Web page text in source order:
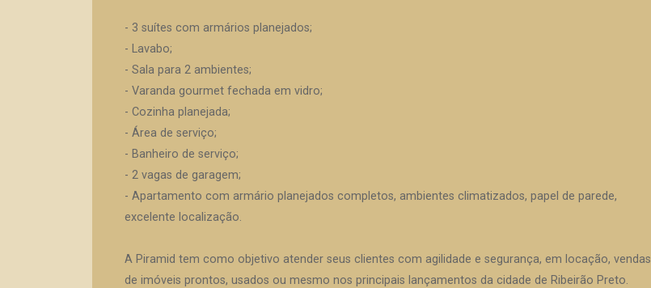
- 3 suítes com armários planejados;
- Lavabo;
- Sala para 2 ambientes;
- Varanda gourmet fechada em vidro;
- Cozinha planejada;
- Área de serviço;
- Banheiro de serviço;
- 2 vagas de garagem;
- Apartamento com armário planejados completos, ambientes climatizados, papel de parede,
excelente localização.
A Piramid tem como objetivo atender seus clientes com agilidade e segurança, em locação, vendas
de imóveis prontos, usados ou mesmo nos principais lançamentos da cidade de Ribeirão Preto.